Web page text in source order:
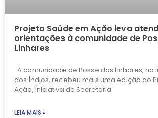
Projeto Saúde em Ação leva
orientações à comunidade de
Linhares
A comunidade de Posse dos Linhares, no
dos Índios, recebeu mais uma edição do
Ação, iniciativa da Secretaria
LEIA MAIS »